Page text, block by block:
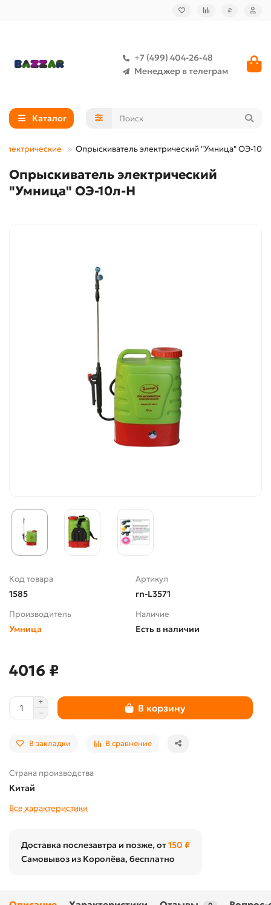
₽
+7 (499) 404-26-48
Менеджер в телеграм
Каталог
Опрыскиватель электрический "Умница" ОЭ-
Опрыскиватель электрический
"Умница" ОЭ-10л-Н
Код товара
1585
Артикул
rn-L3571
Производитель
Умница
Наличие
Есть в наличии
4016 ₽
В корзину
В закладки В сравнение
Страна производства
Китай
Все характеристики
Доставка послезавтра и позже, от150 ₽
Самовывоз из Королёва, бесплатно